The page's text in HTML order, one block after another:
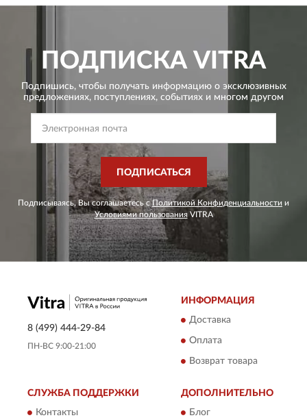
ПОДПИСКА VITRA
Подпишись, чтобы получать информацию о эксклюзивных
предложениях, поступлениях, событиях и многом другом
ПОДПИСАТЬСЯ
Подписываясь, Вы соглашаетесь сПолитикой Конфиденциальности и
Условиями пользованияVITRA
8 (499) 444-29-84
ПН-ВС 9:00-21:00
ИНФОРМАЦИЯ
Доставка
Оплата
Возврат товара
СЛУЖБА ПОДДЕРЖКИ
Контакты
ДОПОЛНИТЕЛЬНО
Блог